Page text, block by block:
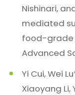
Nishinari,
mediated
food-grade
Advanced
Yi Cui, Wei
Xiaoyang Li,